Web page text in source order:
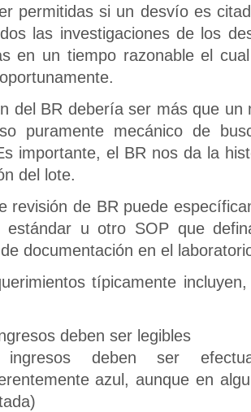
permitidas si un desvío es
las investigaciones de los
en un tiempo razonable el
del BR debería ser más que un
puramente mecánico de
importante, el BR nos da la
del lote.
revisión de BR puede
estándar u otro SOP que
documentación en el
típicamente
deben ser legibles
deben ser
azul, aunque en